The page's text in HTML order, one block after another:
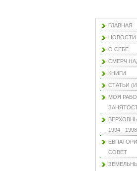
ГЛАВНАЯ
НОВОСТИ
О СЕБЕ
СМЕРЧ
КНИГИ
СТАТЬИ
МОЯ
1994 - 1998
СОВЕТ